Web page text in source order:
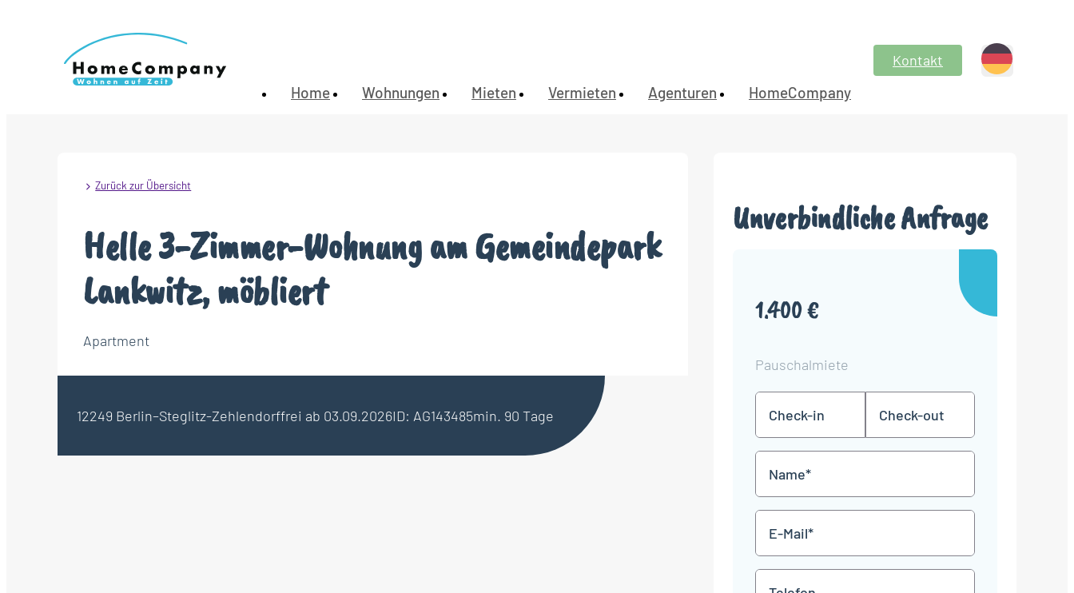
Home Wohnungen Mieten Vermieten Agenturen HomeCompany
Kontakt
Zurück zur Übersicht
Helle 3-Zimmer-Wohnung am Gemeindepark
Lankwitz, möbliert
Apartment
12249 Berlin–Steglitz-Zehlendorffrei ab 03.09.2026ID: AG143485min. 90 Tage
Unverbindliche Anfrage
1.400 €
Pauschalmiete
in
TT
Punkt
MM
JJJJ
TT
Punkt
MM
Mail
*